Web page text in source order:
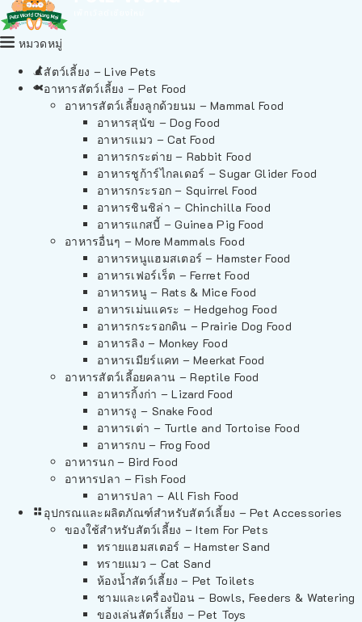
หมวดหมู่
สัตว์เลี้ยง – Live Pets
อาหารสัตว์เลี้ยง – Pet Food
อาหารสัตว์เลี้ยงลูกด้วยนม – Mammal Food
อาหารสุนัข – Dog Food
อาหารแมว – Cat Food
อาหารกระต่าย – Rabbit Food
อาหารชูก้าร์ไกลเดอร์ – Sugar Glider Food
อาหารกระรอก – Squirrel Food
อาหารชินชิล่า – Chinchilla Food
อาหารแกสบี้ – Guinea Pig Food
อาหารอื่นๆ – More Mammals Food
อาหารหนูแฮมสเตอร์ – Hamster Food
อาหารเฟอร์เร็ต – Ferret Food
อาหารหนู – Rats & Mice Food
อาหารเม่นแคระ – Hedgehog Food
อาหารกระรอกดิน – Prairie Dog Food
อาหารลิง – Monkey Food
อาหารเมียร์แคท – Meerkat Food
อาหารสัตว์เลี้อยคลาน – Reptile Food
อาหารกิ้งก่า – Lizard Food
อาหารงู – Snake Food
อาหารเต่า – Turtle and Tortoise Food
อาหารกบ – Frog Food
อาหารนก – Bird Food
อาหารปลา – Fish Food
อาหารปลา – All Fish Food
อุปกรณและผลิตภัณฑ์สำหรับสัตว์เลี้ยง – Pet Accessories
ของใช้สำหรับสัตว์เลี้ยง – Item For Pets
ทรายแฮมสเตอร์ – Hamster Sand
ทรายแมว – Cat Sand
ห้องน้ำสัตว์เลี้ยง – Pet Toilets
ชามและเครื่องป้อน – Bowls, Feeders & Watering
ของเล่นสัตว์เลี้ยง – Pet Toys